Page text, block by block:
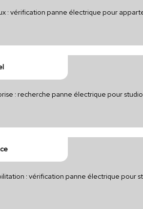
: vérification panne électrique pour
: recherche panne électrique pour studio
: vérification panne électrique pour